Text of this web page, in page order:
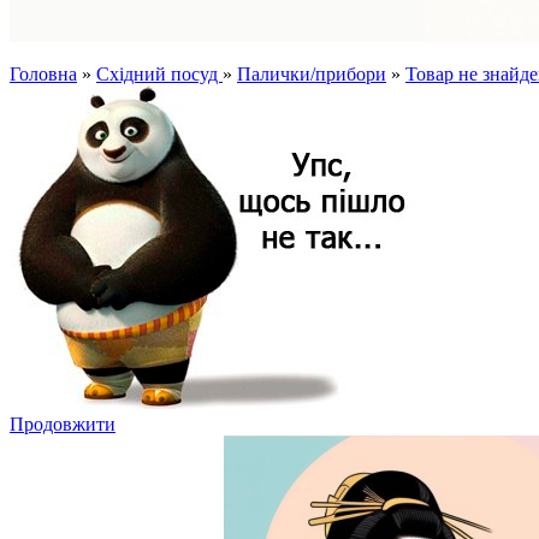
Головна » Східний посуд » Палички/прибори » Товар не
Продовжити